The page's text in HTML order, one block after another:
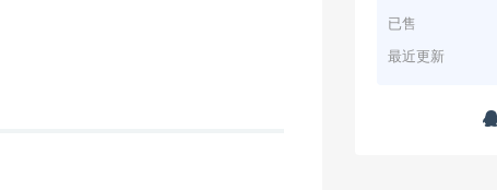
已售
最近更新